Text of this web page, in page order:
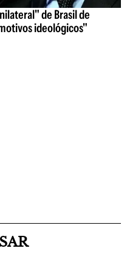
de Brasil de
ideológicos"